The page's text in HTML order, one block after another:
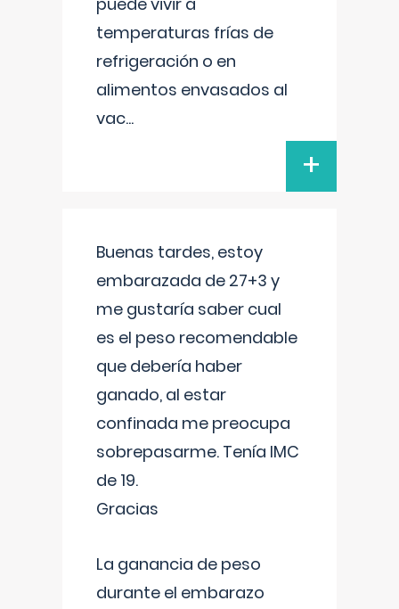
temperaturas frías de
refrigeración o en
alimentos envasados al
vac...
+
Buenas tardes, estoy
embarazada de 27+3 y
me gustaría saber cual
es el peso recomendable
que debería haber
ganado, al estar
confinada me preocupa
sobrepasarme. Tenía IMC
de 19.
Gracias
La ganancia de peso
durante el embarazo